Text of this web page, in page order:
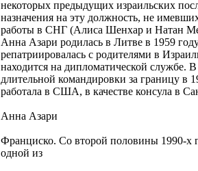
некоторых предыдущих израильских
назначения на эту должность, не
работы в СНГ (Алиса Шенхар и Натан
Анна Азари родилась в Литве в 1959
репатриировалась с родителями в
находится на дипломатической службе.
длительной командировки за границу в
работала в США, в качестве консула в
Анна Азари
Франциско. Со второй половины 1990-х
одной из